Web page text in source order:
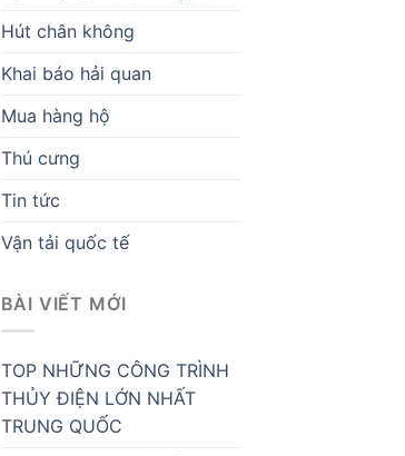
Hút chân không
Khai báo hải quan
Mua hàng hộ
Thú cưng
Tin tức
Vận tải quốc tế
BÀI VIẾT MỚI
TOP NHỮNG CÔNG TRÌNH
THỦY ĐIỆN LỚN NHẤT
TRUNG QUỐC